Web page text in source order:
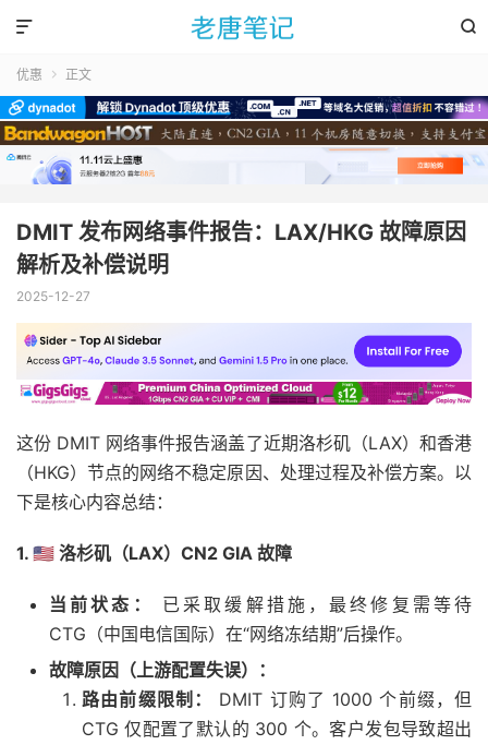


优惠  正文
DMIT 发布网络事件报告：LAX/HKG 故障原因
解析及补偿说明
2025-12-27
这份 DMIT 网络事件报告涵盖了近期洛杉矶（LAX）和香港
（HKG）节点的网络不稳定原因、处理过程及补偿方案。以
下是核心内容总结：
1. 🇺🇸 洛杉矶（LAX）CN2 GIA 故障
当前状态：
已采取缓解措施，最终修复需等待
CTG（中国电信国际）在“网络冻结期”后操作。
故障原因（上游配置失误）：
路由前缀限制：
DMIT 订购了 1000 个前缀，但
CTG 仅配置了默认的 300 个。客户发包导致超出